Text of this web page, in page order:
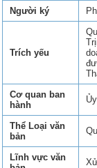
Người ký
Trích yếu
Cơ quan ban
hành
Thể Loại văn
bản
Lĩnh vực văn